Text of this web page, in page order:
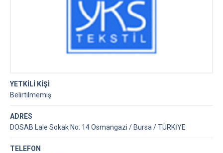
YETKİLİ KİŞİ
Belirtilmemiş
ADRES
DOSAB Lale Sokak No: 14 Osmangazi / Bursa / TÜRKİYE
TELEFON